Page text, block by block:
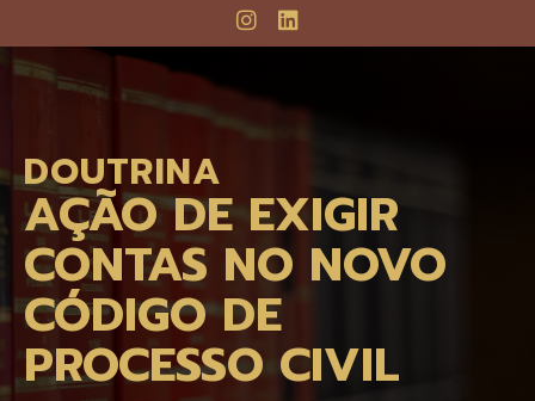
DOUTRINA
AÇÃO DE EXIGIR
CONTAS NO NOVO
CÓDIGO DE
PROCESSO CIVIL